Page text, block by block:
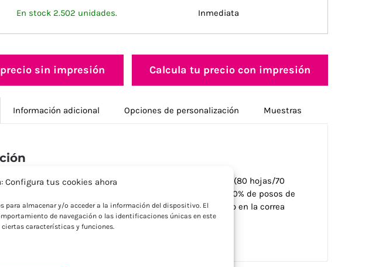
Configura tus cookies ahora
para almacenar y/o acceder a la información del dispositivo. El
de navegación o las identificaciones únicas en este
características y funciones.
En stock 2.502 unidades. Inmediata
sin impresión Calcula tu precio con impresión
Información adicional Opciones de personalización Muestras
A5 de tapa dura y 160 páginas de papel reciclado rayado (80 hojas/70
metálico giratorio y llavero. Detalle fabricado con un 20% de posos de
corcho y un 50% de tela de poli algodón. Detalle metálico en la correa
certified | FSC MIX CREDIT, N7.1, FSC-C213206